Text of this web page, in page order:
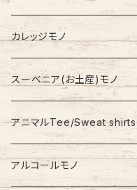
Jacket
Nylon Jacket
Stadium Jumper
Down Jacket
NAUTICA
NIKE
RALPH LAUREN
TOMMY HILFIGER
カレッジモノ
スーベニア(お土産)モノ
アニマルTee/Sweat shirts
アルコールモノ